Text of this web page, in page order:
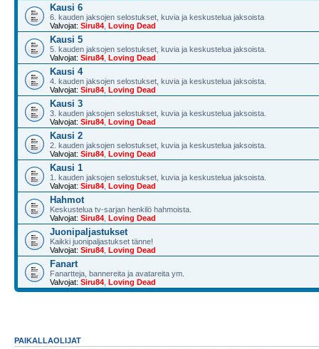
Kausi 6
6. kauden jaksojen selostukset, kuvia ja keskustelua jaksoista
Valvojat: Siru84 Loving Dead
Kausi 5
5. kauden jaksojen selostukset, kuvia ja keskustelua jaksoista.
Valvojat: Siru84 Loving Dead
Kausi 4
4. kauden jaksojen selostukset, kuvia ja keskustelua jaksoista.
Valvojat: Siru84 Loving Dead
Kausi 3
3. kauden jaksojen selostukset, kuvia ja keskustelua jaksoista.
Valvojat: Siru84 Loving Dead
Kausi 2
2. kauden jaksojen selostukset, kuvia ja keskustelua jaksoista.
Valvojat: Siru84 Loving Dead
Kausi 1
1. kauden jaksojen selostukset, kuvia ja keskustelua jaksoista.
Valvojat: Siru84 Loving Dead
Hahmot
Keskustelua tv-sarjan henkilö hahmoista.
Valvojat: Siru84 Loving Dead
Juonipaljastukset
Kaikki juonipaljastukset tänne!
Valvojat: Siru84 Loving Dead
Fanart
Fanartteja, bannereita ja avatareita ym.
Valvojat: Siru84 Loving Dead
PAIKALLAOLIJAT